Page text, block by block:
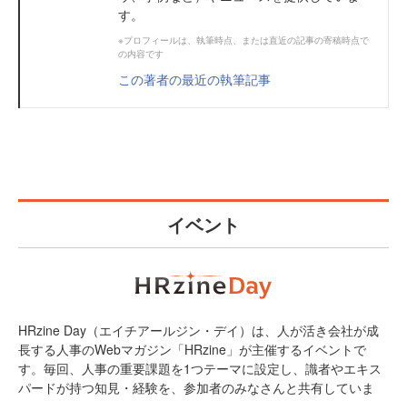
す。
※プロフィールは、執筆時点、または直近の記事の寄稿時点で
の内容です
この著者の最近の執筆記事
イベント
HRzine Day（エイチアールジン・デイ）は、人が活き会社が成
長する人事のWebマガジン「HRzine」が主催するイベントで
す。毎回、人事の重要課題を1つテーマに設定し、識者やエキス
パードが持つ知見・経験を、参加者のみなさんと共有していま